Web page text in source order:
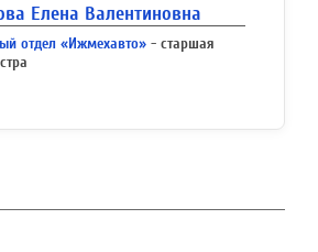
Елена Валентиновна
отдел «Ижмехавто» - старшая